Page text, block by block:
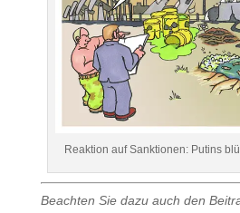
Reaktion auf Sanktionen: Putins
Beachten Sie dazu auch den